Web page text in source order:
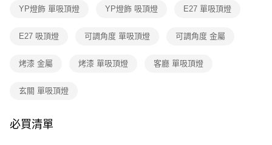
３．收到繳費通知簡訊後14天內，點擊此簡訊中的連結，可透過四大超商／
※ 請注意：結帳手續完成當下不需立刻繳費，但若您需要取消訂單，請聯絡
※ 交易是否成功請以「AFTEE先享後付 」之結帳頁面顯示為準，若有關於
客戶支援中心」https://netprotections.freshdesk.com/support/home
１．透過由恩沛科技股份有限公司提供之「AFTEE先享後付」服務完成之交
YP燈飾 單吸頂燈 YP燈飾 吸頂燈 E27 單吸頂燈
E27 吸頂燈 可調角度 單吸頂燈 可調角度 金屬
烤漆 金屬 烤漆 單吸頂燈 客廳 單吸頂燈
玄關 單吸頂燈
必買清單